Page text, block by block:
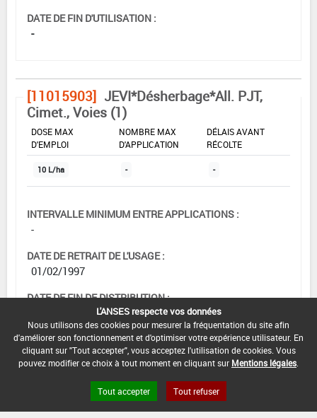
DATE DE FIN D'UTILISATION :
-
[11015903] JEVI*Désherbage*All. PJT,
Cimet., Voies (1)
DOSE MAX
D'EMPLOI
NOMBRE MAX
D'APPLICATION
DÉLAIS AVANT
RÉCOLTE
10 L/ha - -
INTERVALLE MINIMUM ENTRE APPLICATIONS :
-
DATE DE RETRAIT DE L'USAGE :
01/02/1997
DATE DE FIN DE DISTRIBUTION :
DATE DE FIN D'UTILISATION :
-
L'ANSES respecte vos données
Nous utilisons des cookies pour mesurer la fréquentation du site afin
d'améliorer son fonctionnement et d'optimiser votre expérience utilisateur. En
cliquant sur "Tout accepter", vous acceptez l'utilisation de cookies. Vous
pouvez modifier ce choix à tout moment en cliquant sur Mentions légales
Tout accepter Tout refuser